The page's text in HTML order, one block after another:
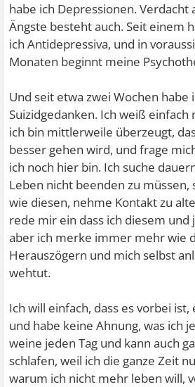
habe ich Depressionen. Verdacht
Ängste besteht auch. Seit einem
ich Antidepressiva, und in
Monaten beginnt meine
Und seit etwa zwei Wochen habe
Suizidgedanken. Ich weiß
ich bin mittlerweile überzeugt,
besser gehen wird, und frage
ich noch hier bin. Ich suche
Leben nicht beenden zu müssen,
wie diesen, nehme Kontakt zu
rede mir ein dass ich diesem
aber ich merke immer mehr wie
Herauszögern und mich selbst
wehtut.
Ich will einfach, dass es vorbei
und habe keine Ahnung, was ich
weine jeden Tag und kann auch
schlafen, weil ich die ganze Zeit
warum ich nicht mehr leben will,